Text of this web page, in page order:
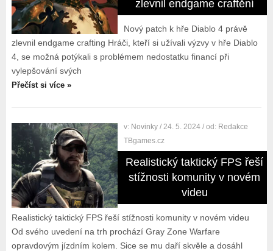
zlevnil endgame craftění
Nový patch k hře Diablo 4 právě
zlevnil endgame crafting Hráči, kteří si užívali výzvy v hře Diablo
4, se možná potýkali s problémem nedostatku financí při
vylepšování svých
Přečíst si více »
v: Novinky / 24. 5. 2024 / od: Redakce
TBgames.cz
Realistický taktický FPS řeší
stížnosti komunity v novém
videu
Realistický taktický FPS řeší stížnosti komunity v novém videu
Od svého uvedení na trh prochází Gray Zone Warfare
opravdovým jízdním kolem. Sice se mu daří skvěle a dosáhl